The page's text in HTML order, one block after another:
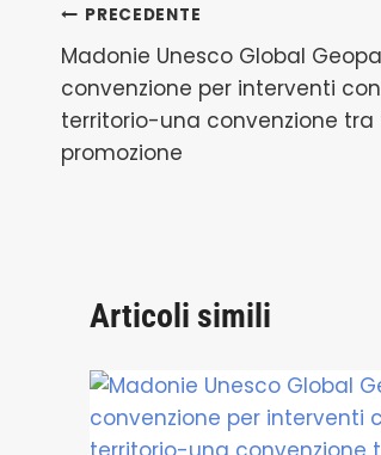
Navigazione
articoli
PRECEDENTE
Madonie Unesco Global
convenzione per interventi
territorio-una convenzione
promozione
Articoli simili